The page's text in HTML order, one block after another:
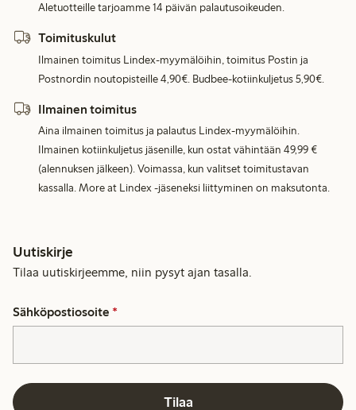
Aletuotteille tarjoamme 14 päivän palautusoikeuden.
Toimituskulut
Ilmainen toimitus Lindex-myymälöihin, toimitus Postin ja
Postnordin noutopisteille 4,90€. Budbee-kotiinkuljetus 5,90€.
Ilmainen toimitus
Aina ilmainen toimitus ja palautus Lindex-myymälöihin.
Ilmainen kotiinkuljetus jäsenille, kun ostat vähintään 49,99 €
(alennuksen jälkeen). Voimassa, kun valitset toimitustavan
kassalla. More at Lindex -jäseneksi liittyminen on maksutonta.
Uutiskirje
Tilaa uutiskirjeemme, niin pysyt ajan tasalla.
Sähköpostiosoite *
Tilaa